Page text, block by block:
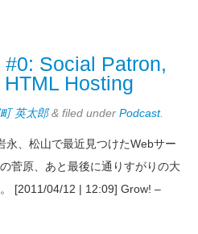
Social Patron,
Hosting
英太郎 & filed under Podcast.
永、松山で最近見つけたWebサー
菅原、あと最後に通りすがりの大
[2011/04/12 | 12:09] Grow! –